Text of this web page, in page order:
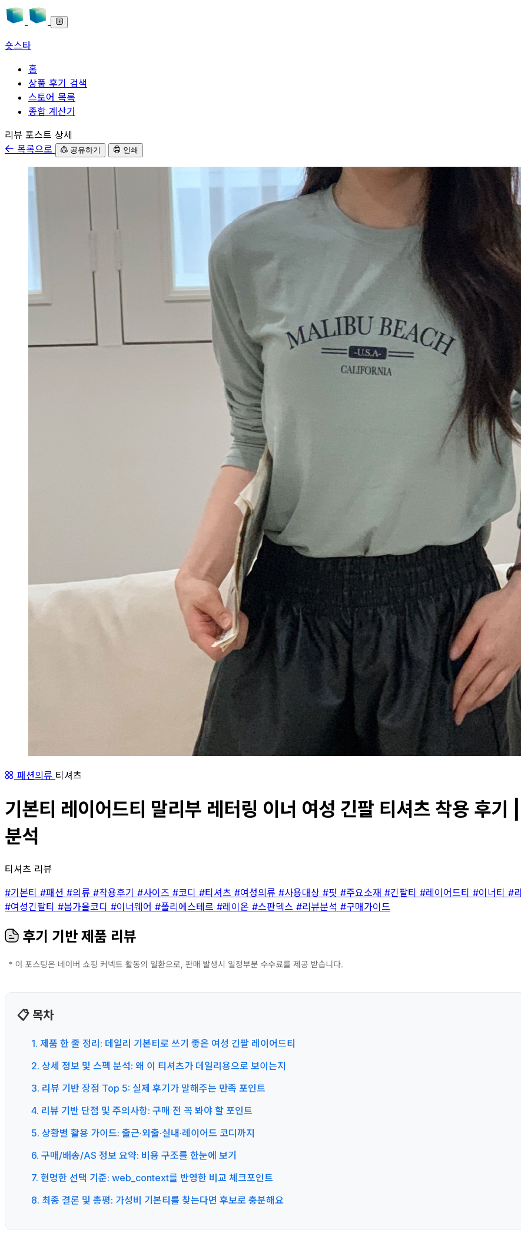
숏스타
홈
상품 후기 검색
스토어 목록
종합 계산기
본문으로 바로가기
리뷰 포스트 상세
목록으로
공유하기 인쇄
패션의류 티셔츠
기본티 레이어드티 말리부 레터링 이너 여성 긴팔 티셔츠 착용 후
분석
티셔츠 리뷰
#기본티 #패션 #의류 #착용후기 #사이즈 #코디 #티셔츠 #여성의류 #사용대상 #핏 #주요소재 #긴팔티 #레이어드티 #이너티 #
#여성긴팔티 #봄가을코디 #이너웨어 #폴리에스테르 #레이온 #스판덱스 #리뷰분석 #구매가이드
후기 기반 제품 리뷰
📋 목차
1. 제품 한 줄 정리: 데일리 기본티로 쓰기 좋은 여성 긴팔 레이어드티
2. 상세 정보 및 스펙 분석: 왜 이 티셔츠가 데일리용으로 보이는지
3. 리뷰 기반 장점 Top 5: 실제 후기가 말해주는 만족 포인트
4. 리뷰 기반 단점 및 주의사항: 구매 전 꼭 봐야 할 포인트
5. 상황별 활용 가이드: 출근·외출·실내·레이어드 코디까지
6. 구매/배송/AS 정보 요약: 비용 구조를 한눈에 보기
7. 현명한 선택 기준: web_context를 반영한 비교 체크포인트
8. 최종 결론 및 총평: 가성비 기본티를 찾는다면 후보로 충분해요